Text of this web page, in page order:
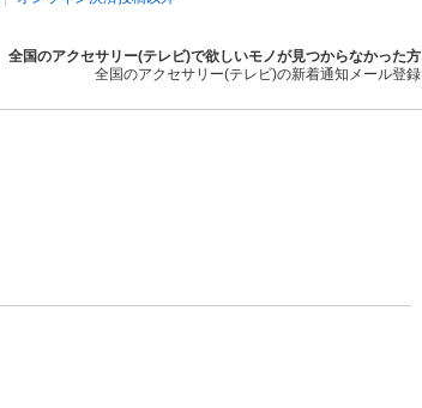
全国のアクセサリー(テレビ)で欲しいモノが見つからなかった方
全国のアクセサリー(テレビ)の新着通知メール登録